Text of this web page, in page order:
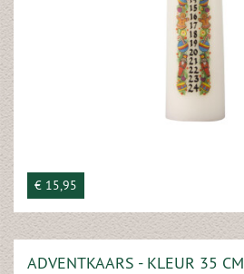
€ 15,95
ADVENTKAARS - KLEUR 35 CM